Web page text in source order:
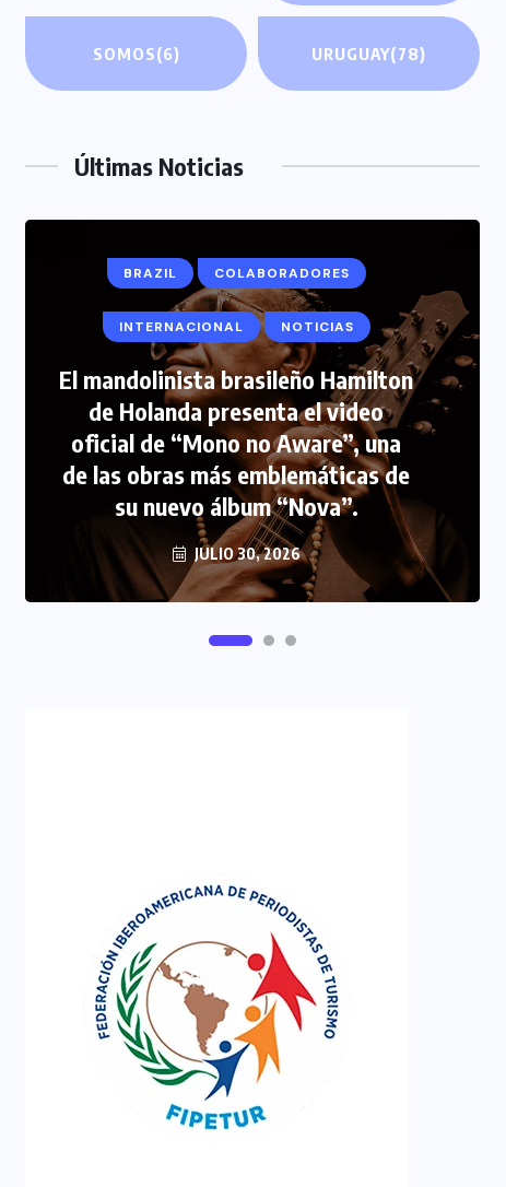
SOMOS(6) URUGUAY(78)
Últimas Noticias
BRAZIL COLABORADORES
INTERNACIONAL NOTICIAS
El mandolinista brasileño Hamilton
de Holanda presenta el video
oficial de “Mono no Aware”, una
de las obras más emblemáticas de
su nuevo álbum “Nova”.
JULIO 30, 2026
COLABORADORES INTERNACIONAL
NOTICIAS PERIODISMO TURISTICO
FIPETUR se solidariza con
Venezuela
JUNIO 29, 2026